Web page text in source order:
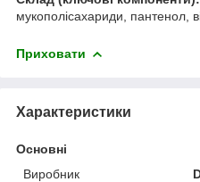
мукополісахариди, пантенол,
Приховати
Характеристики
Основні
Виробник